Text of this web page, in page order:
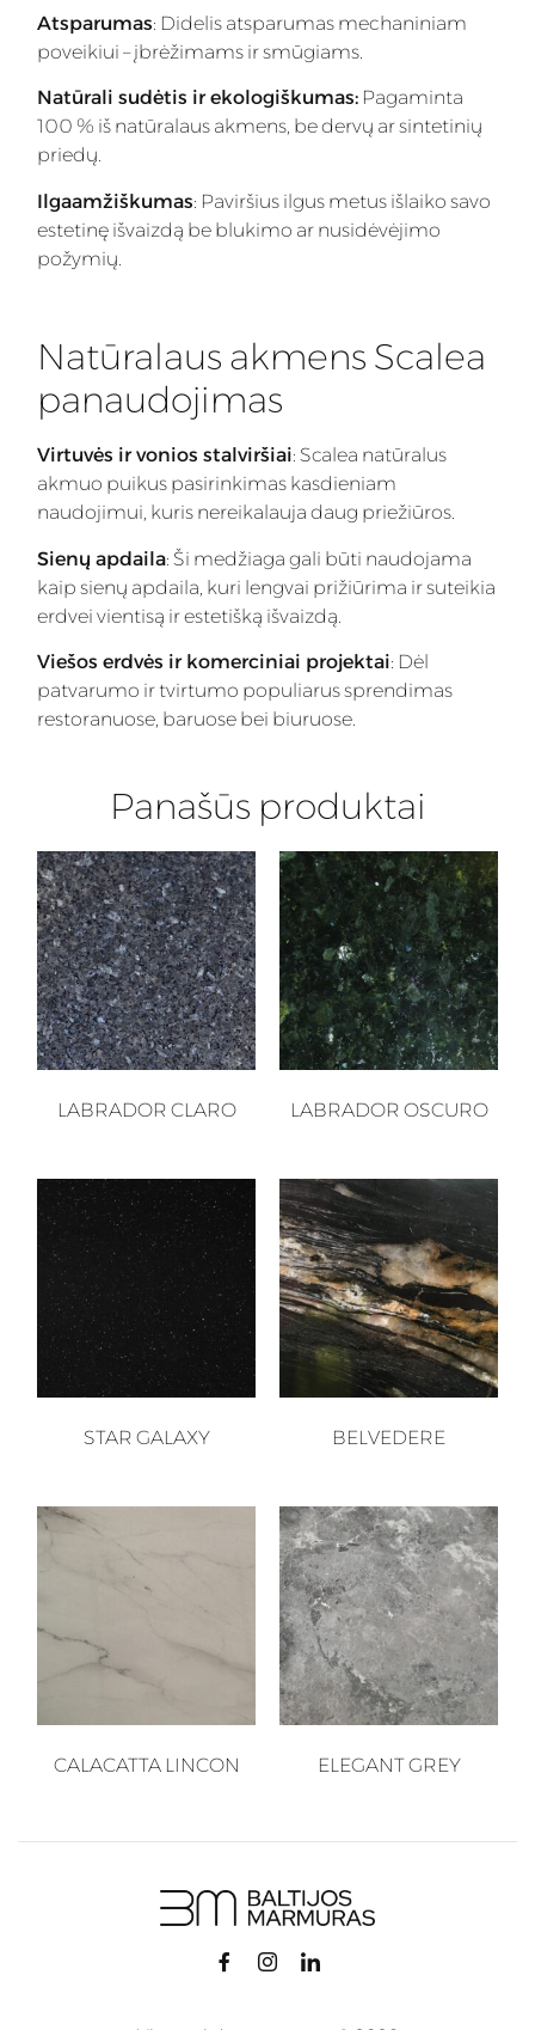
Atsparumas: Didelis atsparumas mechaniniam
poveikiui – įbrėžimams ir smūgiams.
Natūrali sudėtis ir ekologiškumas: Pagaminta
100 % iš natūralaus akmens, be dervų ar sintetinių
priedų.
Ilgaamžiškumas: Paviršius ilgus metus išlaiko savo
estetinę išvaizdą be blukimo ar nusidėvėjimo
požymių.
Natūralaus akmens Scalea
panaudojimas
Virtuvės ir vonios stalviršiai: Scalea natūralus
akmuo puikus pasirinkimas kasdieniam
naudojimui, kuris nereikalauja daug priežiūros.
Sienų apdaila: Ši medžiaga gali būti naudojama
kaip sienų apdaila, kuri lengvai prižiūrima ir suteikia
erdvei vientisą ir estetišką išvaizdą.
Viešos erdvės ir komerciniai projektai: Dėl
patvarumo ir tvirtumo populiarus sprendimas
restoranuose, baruose bei biuruose.
Panašūs produktai
LABRADOR CLARO LABRADOR OSCURO
STAR GALAXY BELVEDERE
CALACATTA LINCON ELEGANT GREY